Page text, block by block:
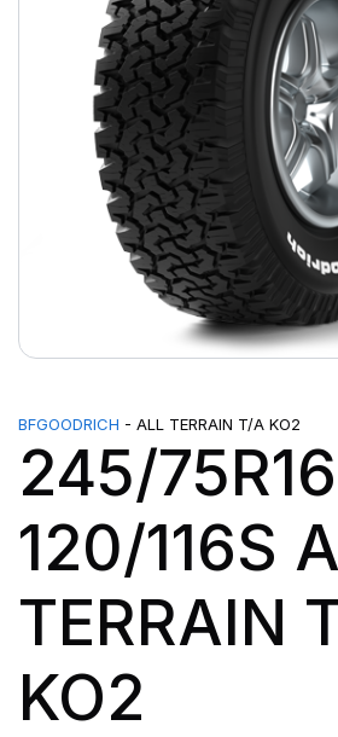
BFGOODRICH - ALL TERRAIN T/A KO2
245/75R16
120/116S
TERRAIN
KO2